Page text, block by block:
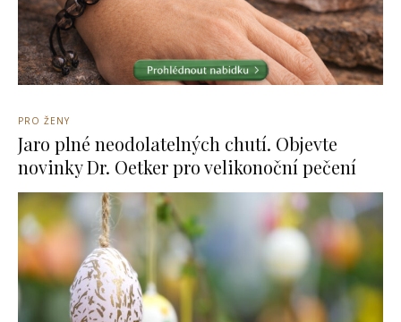
PRO ŽENY
Jaro plné neodolatelných chutí. Objevte
novinky Dr. Oetker pro velikonoční pečení